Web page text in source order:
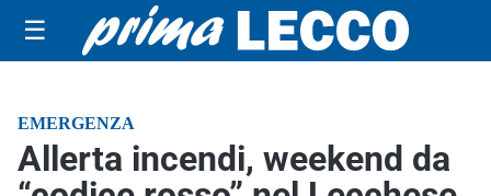
☰
EMERGENZA
Allerta incendi, weekend da